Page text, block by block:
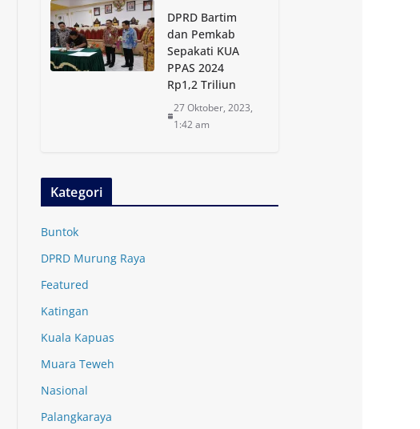
DPRD Bartim
dan Pemkab
Sepakati KUA
PPAS 2024
Rp1,2 Triliun
27 Oktober, 2023,
1:42 am
Kategori
Buntok
DPRD Murung Raya
Featured
Katingan
Kuala Kapuas
Muara Teweh
Nasional
Palangkaraya